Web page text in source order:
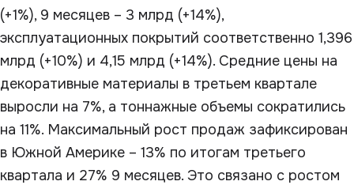
(+1%), 9 месяцев – 3 млрд (+14%),
эксплуатационных покрытий соответственно 1,396
млрд (+10%) и 4,15 млрд (+14%). Средние цены на
декоративные материалы в третьем квартале
выросли на 7%, а тоннажные объемы сократились
на 11%. Максимальный рост продаж зафиксирован
в Южной Америке – 13% по итогам третьего
квартала и 27% 9 месяцев. Это связано с ростом